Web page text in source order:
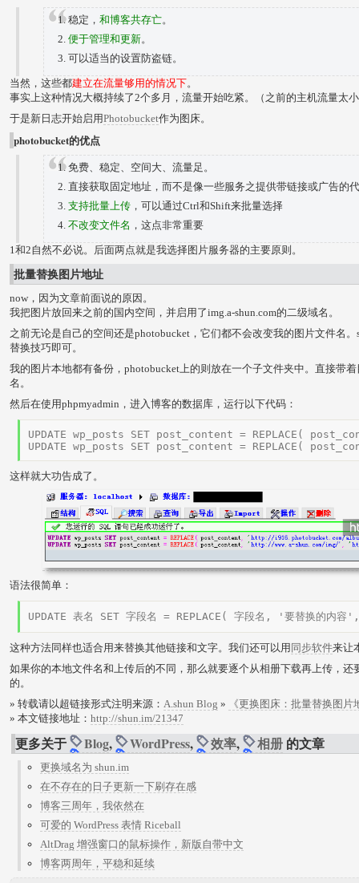
稳定， 和博客共存亡。
便于管理和更新。
可以适当的设置防盗链。
当然，这些都建立在流量够用的情况下。
事实上这种情况大概持续了2个多月，流量开始吃紧。（之前的主机流量太
于是新日志开始启用Photobucket作为图床。
photobucket的优点
免费、稳定、空间大、流量足。
直接获取固定地址，而不是像一些服务之提供带链接或广告的
支持批量上传 ，可以通过Ctrl和Shift来批量选择
不改变文件名 ，这点非常重要
1和2自然不必说。后面两点就是我选择图片服务器的主要原则。
批量替换图片地址
now，因为文章前面说的原因。
我把图片放回来之前的国内空间，并启用了img.a-shun.com的二级域名。
之前无论是自己的空间还是photobucket，它们都不会改变我的图片文件名
替换技巧即可。
我的图片本地都有备份，photobucket上的则放在一个子文件夹中。直接带
名。
然后在使用phpmyadmin，进入博客的数据库，运行以下代码：
UPDATE wp_posts SET post_content = REPLACE(
UPDATE wp_posts SET post_content =
这样就大功告成了。
语法很简单：
UPDATE 表名 SET 字段名 = REPLACE( 字段名, '要替换的内
这种方法同样也适合用来替换其他链接和文字。我们还可以用 同步软件来让
如果你的本地文件名和上传后的不同，那么就要逐个从相册下载再上传，还
的。
» 转载请以超链接形式注明来源： A.shun Blog »
《更换图床：批量替换图片
» 本文链接地址： http://shun.im/21347
更多关于 Blog, WordPress, 效率, 相册 的文章
更换域名为 shun.im
在不存在的日子更新一下刷存在感
博客三周年，我依然在
可爱的 WordPress 表情 Riceball
AltDrag 增强窗口的鼠标操作，新版自带中文
博客两周年，平稳和延续